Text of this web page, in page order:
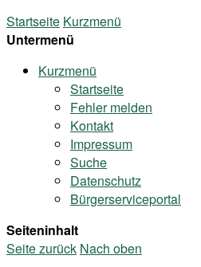
Startseite Kurzmenü
Untermenü
Kurzmenü
Startseite
Fehler melden
Kontakt
Impressum
Suche
Datenschutz
Bürgerserviceportal
Seiteninhalt
Seite zurück Nach oben